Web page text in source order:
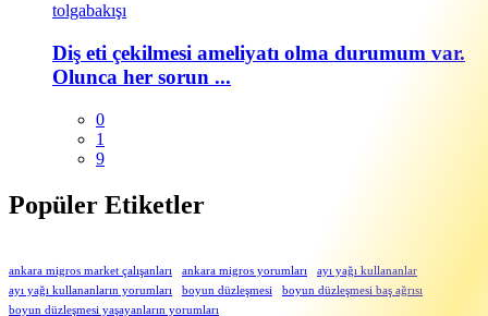
tolgabakışı
Diş eti çekilmesi ameliyatı olma durumum var.
Olunca her sorun ...
0
1
9
Popüler Etiketler
ankara migros market çalışanları ankara migros yorumları
ayı yağı kullananlar
ayı yağı kullananların yorumları
boyun düzleşmesi
boyun düzleşmesi baş ağrısı
boyun düzleşmesi yaşayanların yorumları